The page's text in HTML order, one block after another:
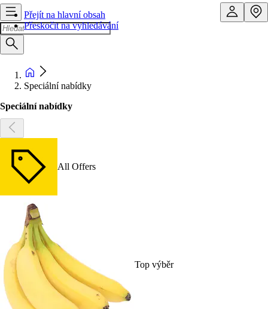
Přejít na hlavní obsah
Přeskočit na vyhledávání
Speciální nabídky
Speciální nabídky
All Offers
Top výběr